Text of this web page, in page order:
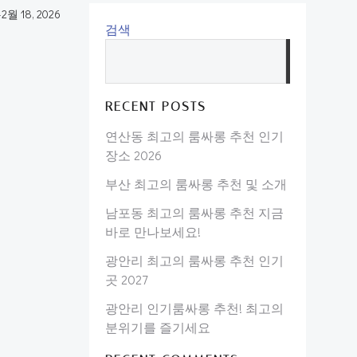
2월 18, 2026
검색
RECENT POSTS
연산동 최고의 룸싸롱 추천 인기
장소 2026
부산 최고의 룸싸롱 추천 및 소개
남포동 최고의 룸싸롱 추천 지금
바로 만나보세요!
광안리 최고의 룸싸롱 추천 인기
곳 2027
광안리 인기룸싸롱 추천! 최고의
분위기를 즐기세요